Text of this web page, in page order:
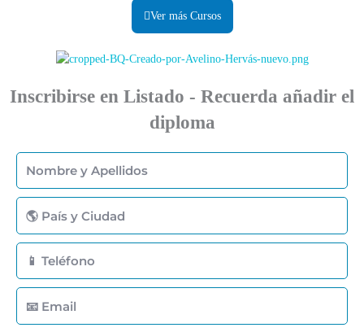
Ver más Cursos
Inscribirse en Listado - Recuerda añadir el
diploma
Nombre
País
Ciudad
Teléfono
Email